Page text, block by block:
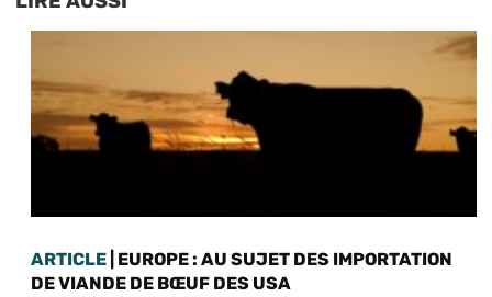
ARTICLE | EUROPE : AU SUJET DES IMPORTATION
DE VIANDE DE BŒUF DES USA